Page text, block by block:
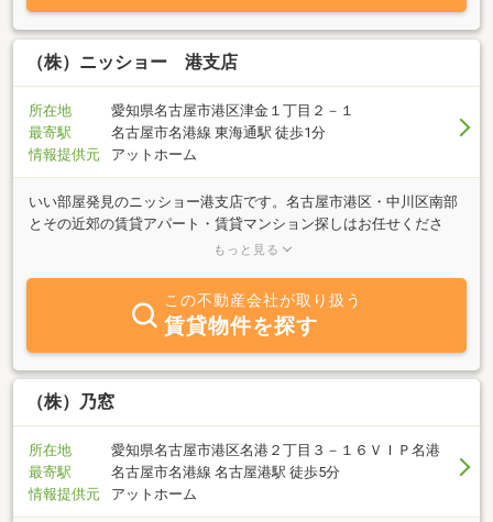
（株）ニッショー 港支店
所在地
愛知県名古屋市港区津金１丁目２－１
最寄駅
名古屋市名港線 東海通駅 徒歩1分
情報提供元
アットホーム
いい部屋発見のニッショー港支店です。名古屋市港区・中川区南部
とその近郊の賃貸アパート・賃貸マンション探しはお任せくださ
い。新婚・ファミリーさんから単身さん向けの物件まで豊富な物件
り西へ５０ｍにございます。お車でご来店のお客様は専用駐車場を
ご利用ください。お気軽なお電話・ご来店を心よりお待ちしており
もっと見る
この不動産会社が取り扱う
賃貸物件を探す
（株）乃窓
所在地
愛知県名古屋市港区名港２丁目３－１６ＶＩＰ名港
最寄駅
名古屋市名港線 名古屋港駅 徒歩5分
情報提供元
アットホーム